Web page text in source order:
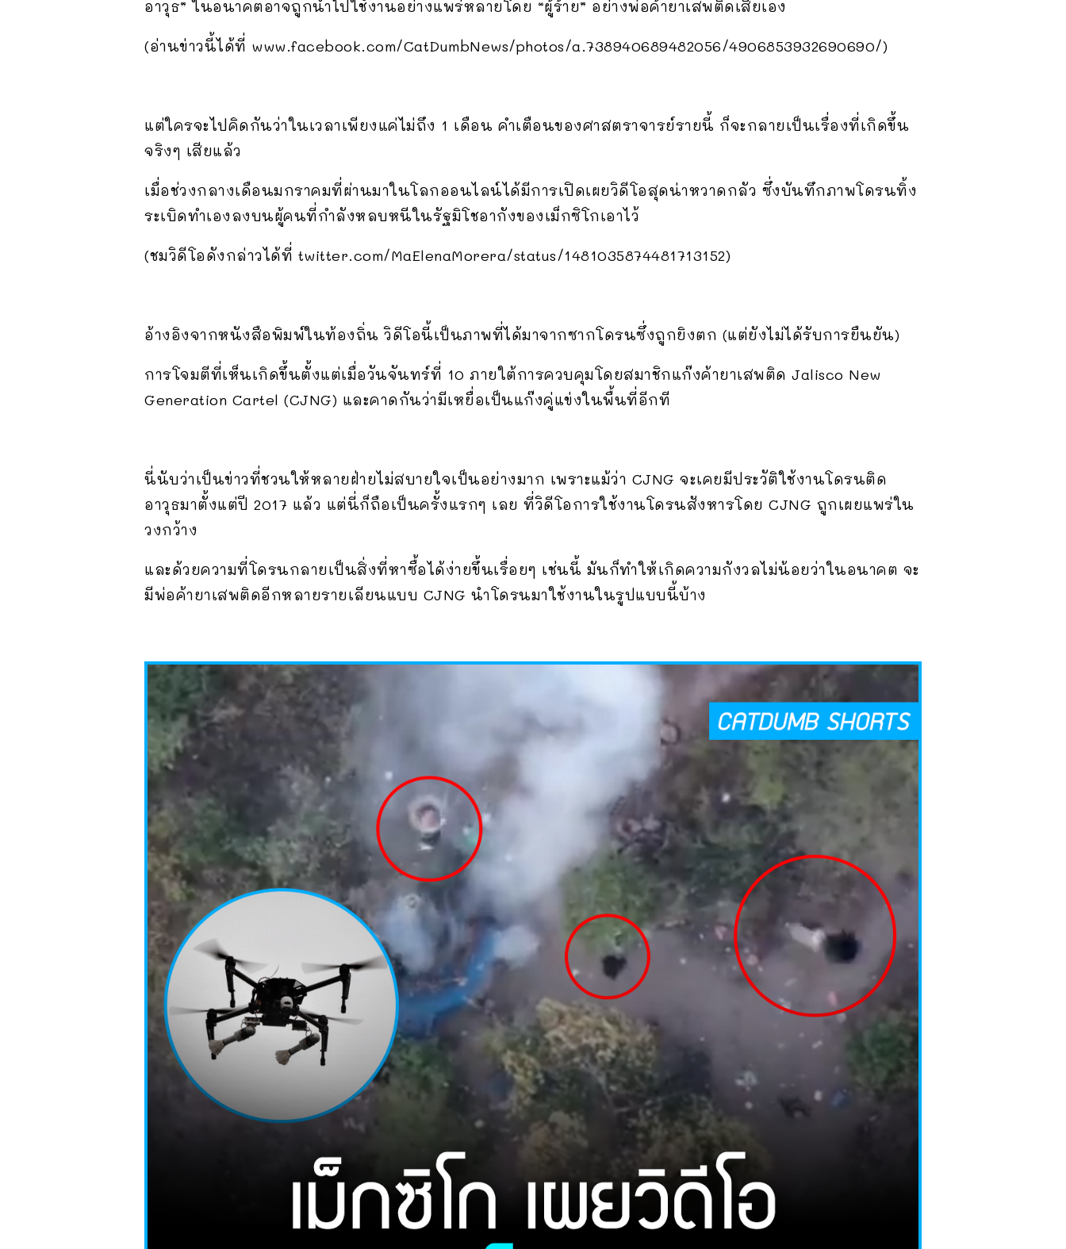
อาวุธ” ในอนาคตอาจถูกนำไปใช้งานอย่างแพร่หลายโดย “ผู้ร้าย” อย่างพ่อค้ายาเสพติดเสียเอง
(อ่านข่าวนี้ได้ที่ www.facebook.com/CatDumbNews/photos/a.738940689482056/4906853932690690/)
แต่ใครจะไปคิดกันว่าในเวลาเพียงแค่ไม่ถึง 1 เดือน คำเตือนของศาสตราจารย์รายนี้ ก็จะกลายเป็นเรื่องที่เกิดขึ้น
จริงๆ เสียแล้ว
เมื่อช่วงกลางเดือนมกราคมที่ผ่านมาในโลกออนไลน์ได้มีการเปิดเผยวิดีโอสุดน่าหวาดกลัว ซึ่งบันทึกภาพโดรนทิ้ง
ระเบิดทำเองลงบนผู้คนที่กำลังหลบหนีในรัฐมิโชอากังของเม็กซิโกเอาไว้
(ชมวิดีโอดังกล่าวได้ที่ twitter.com/MaElenaMorera/status/1481035874481713152)
อ้างอิงจากหนังสือพิมพ์ในท้องถิ่น วิดีโอนี้เป็นภาพที่ได้มาจากซากโดรนซึ่งถูกยิงตก (แต่ยังไม่ได้รับการยืนยัน)
การโจมตีที่เห็นเกิดขึ้นตั้งแต่เมื่อวันจันทร์ที่ 10 ภายใต้การควบคุมโดยสมาชิกแก๊งค้ายาเสพติด Jalisco New
Generation Cartel (CJNG) และคาดกันว่ามีเหยื่อเป็นแก๊งคู่แข่งในพื้นที่อีกที
นี่นับว่าเป็นข่าวที่ชวนให้หลายฝ่ายไม่สบายใจเป็นอย่างมาก เพราะแม้ว่า CJNG จะเคยมีประวัติใช้งานโดรนติด
อาวุธมาตั้งแต่ปี 2017 แล้ว แต่นี่ก็ถือเป็นครั้งแรกๆ เลย ที่วิดีโอการใช้งานโดรนสังหารโดย CJNG ถูกเผยแพร่ใน
วงกว้าง
และด้วยความที่โดรนกลายเป็นสิ่งที่หาซื้อได้ง่ายขึ้นเรื่อยๆ เช่นนี้ มันก็ทำให้เกิดความกังวลไม่น้อยว่าในอนาคต จะ
มีพ่อค้ายาเสพติดอีกหลายรายเลียนแบบ CJNG นำโดรนมาใช้งานในรูปแบบนี้บ้าง